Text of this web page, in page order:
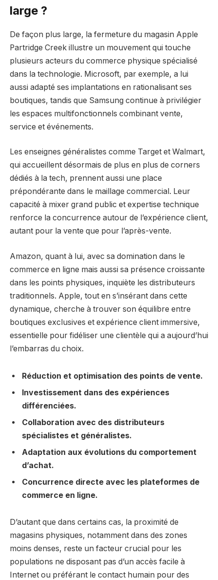
large ?
De façon plus large, la fermeture du magasin Apple
Partridge Creek illustre un mouvement qui touche
plusieurs acteurs du commerce physique spécialisé
dans la technologie. Microsoft, par exemple, a lui
aussi adapté ses implantations en rationalisant ses
boutiques, tandis que Samsung continue à privilégier
les espaces multifonctionnels combinant vente,
service et événements.
Les enseignes généralistes comme Target et Walmart,
qui accueillent désormais de plus en plus de corners
dédiés à la tech, prennent aussi une place
prépondérante dans le maillage commercial. Leur
capacité à mixer grand public et expertise technique
renforce la concurrence autour de l’expérience client,
autant pour la vente que pour l’après-vente.
Amazon, quant à lui, avec sa domination dans le
commerce en ligne mais aussi sa présence croissante
dans les points physiques, inquiète les distributeurs
traditionnels. Apple, tout en s’insérant dans cette
dynamique, cherche à trouver son équilibre entre
boutiques exclusives et expérience client immersive,
essentielle pour fidéliser une clientèle qui a aujourd’hui
l’embarras du choix.
Réduction et optimisation des points de vente.
Investissement dans des expériences
différenciées.
Collaboration avec des distributeurs
spécialistes et généralistes.
Adaptation aux évolutions du comportement
d’achat.
Concurrence directe avec les plateformes de
commerce en ligne.
D’autant que dans certains cas, la proximité de
magasins physiques, notamment dans des zones
moins denses, reste un facteur crucial pour les
populations ne disposant pas d’un accès facile à
Internet ou préférant le contact humain pour des